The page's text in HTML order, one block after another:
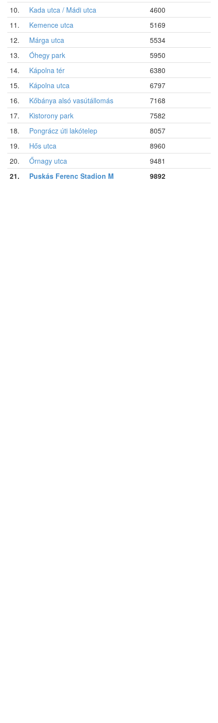
10.
Kada utca / Mádi utca
4600
11.
Kemence utca
5169
12.
Márga utca
5534
13.
Óhegy park
5950
14.
Kápolna tér
6380
15.
Kápolna utca
6797
16.
Kőbánya alsó vasútállomás
7168
17.
Kistorony park
7582
18.
Pongrácz úti lakótelep
8057
19.
Hős utca
8960
20.
Őrnagy utca
9481
21.
Puskás Ferenc Stadion M 9892